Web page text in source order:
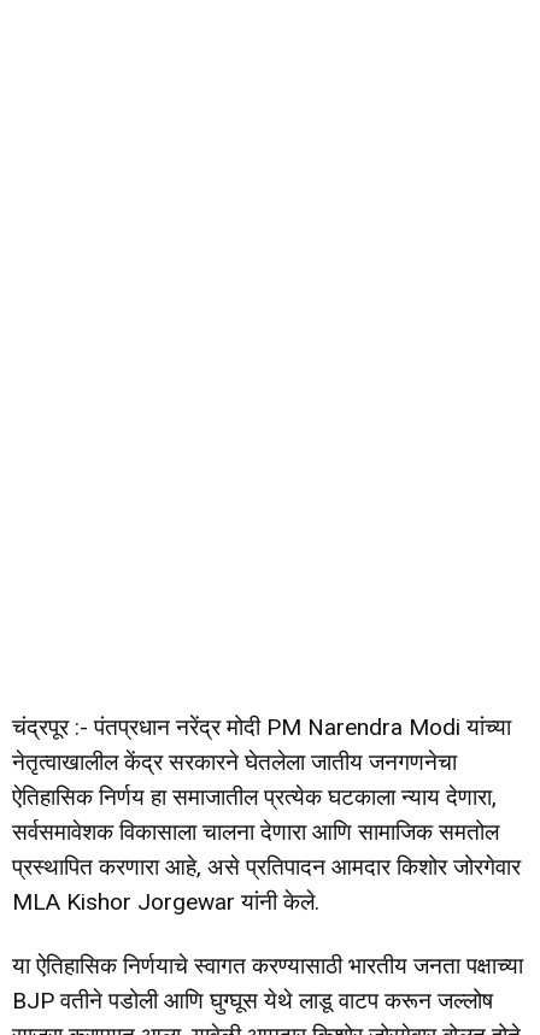
चंद्रपूर :- पंतप्रधान नरेंद्र मोदी PM Narendra Modi यांच्या
नेतृत्वाखालील केंद्र सरकारने घेतलेला जातीय जनगणनेचा
ऐतिहासिक निर्णय हा समाजातील प्रत्येक घटकाला न्याय देणारा,
सर्वसमावेशक विकासाला चालना देणारा आणि सामाजिक समतोल
प्रस्थापित करणारा आहे, असे प्रतिपादन आमदार किशोर जोरगेवार
MLA Kishor Jorgewar यांनी केले.
या ऐतिहासिक निर्णयाचे स्वागत करण्यासाठी भारतीय जनता पक्षाच्या
BJP वतीने पडोली आणि घुग्घूस येथे लाडू वाटप करून जल्लोष